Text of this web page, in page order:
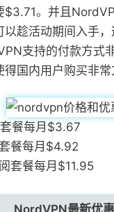
$3.71。并且
以趁活动期间入手
支持的付款方式
国内用户购买非常
餐每月$3.67
餐每月$4.92
套餐每月$11.95
NordVPN最新优惠